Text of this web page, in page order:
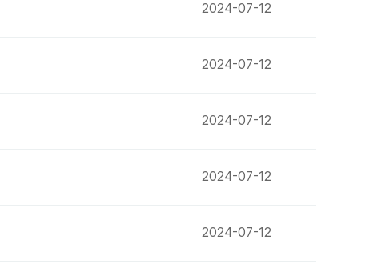
2024-07-12
2024-07-12
2024-07-12
2024-07-12
2024-07-12